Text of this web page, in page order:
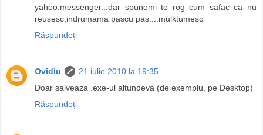
yahoo.messenger...dar spunemi te rog cum safac ca nu
reusesc,indrumama pascu pas....mulktumesc
Răspundeți
Ovidiu
21 iulie 2010 la 19:35
Doar salveaza .exe-ul altundeva (de exemplu, pe Desktop)
Răspundeți